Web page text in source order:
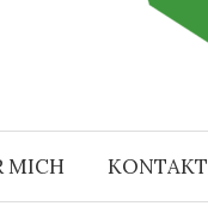
MICH KONTAKT